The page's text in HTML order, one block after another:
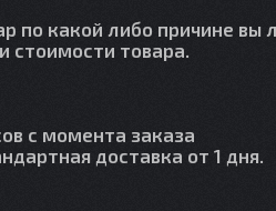
по какой либо причине вы
стоимости товара.
с момента заказа
доставка от 1 дня.